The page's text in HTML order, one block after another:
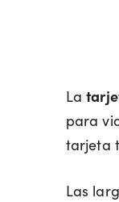
La
para
tarjeta
Las